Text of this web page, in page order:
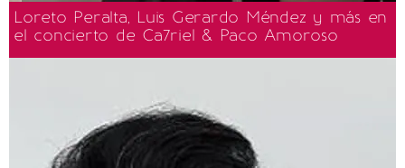
Loreto Peralta, Luis Gerardo Méndez y más en
el concierto de Ca7riel & Paco Amoroso